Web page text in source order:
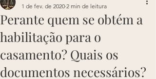
Perante quem se obtém a
habilitação para o
casamento? Quais os
documentos necessários?
1 de fev. de 2020 2 min de leitura